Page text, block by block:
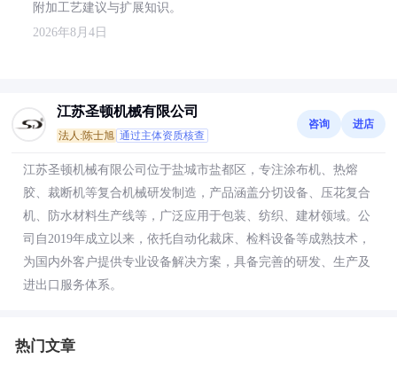
附加工艺建议与扩展知识。
2026年8月4日
江苏圣顿机械有限公司
法人:陈士旭 通过主体资质核查
咨询 进店
江苏圣顿机械有限公司位于盐城市盐都区，专注涂布机、热熔
胶、裁断机等复合机械研发制造，产品涵盖分切设备、压花复合
机、防水材料生产线等，广泛应用于包装、纺织、建材领域。公
司自2019年成立以来，依托自动化裁床、检料设备等成熟技术，
为国内外客户提供专业设备解决方案，具备完善的研发、生产及
进出口服务体系。
热门文章